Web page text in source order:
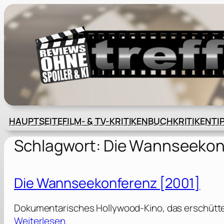
Zum
Inhalt
springen
HAUPTSEITEFILM- & TV-KRITIKENBUCHKRITIKEN
Schlagwort: Die
Die Wannseekonferenz [2001]
Dokumentarisches Hollywood-Kino, das
Weiterlesen: